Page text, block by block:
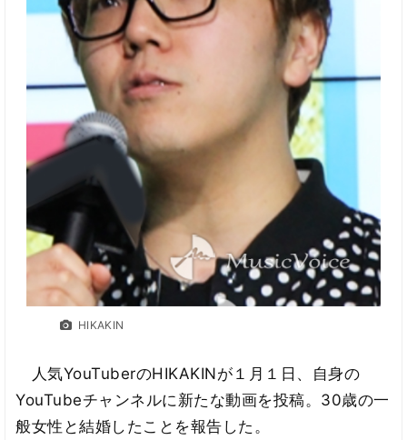
HIKAKIN
人気YouTuberのHIKAKINが１月１日、自身の
YouTubeチャンネルに新たな動画を投稿。30歳の一
般女性と結婚したことを報告した。